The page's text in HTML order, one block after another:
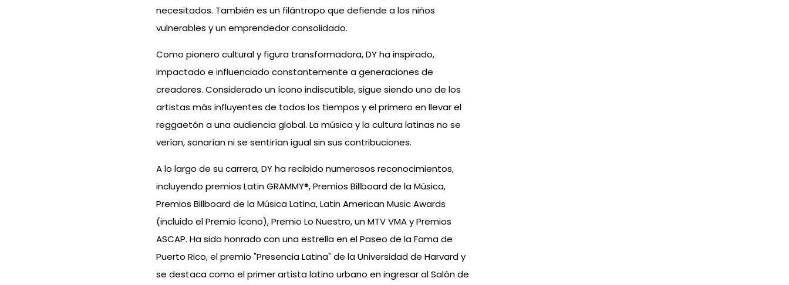
necesitados. También es un filántropo que defiende a los niños
vulnerables y un emprendedor consolidado.
Como pionero cultural y figura transformadora, DY ha inspirado,
impactado e influenciado constantemente a generaciones de
creadores. Considerado un ícono indiscutible, sigue siendo uno de los
artistas más influyentes de todos los tiempos y el primero en llevar el
reggaetón a una audiencia global. La música y la cultura latinas no se
verían, sonarían ni se sentirían igual sin sus contribuciones.
A lo largo de su carrera, DY ha recibido numerosos reconocimientos,
incluyendo premios Latin GRAMMY®, Premios Billboard de la Música,
Premios Billboard de la Música Latina, Latin American Music Awards
(incluido el Premio Ícono), Premio Lo Nuestro, un MTV VMA y Premios
ASCAP. Ha sido honrado con una estrella en el Paseo de la Fama de
Puerto Rico, el premio "Presencia Latina" de la Universidad de Harvard y
se destaca como el primer artista latino urbano en ingresar al Salón de